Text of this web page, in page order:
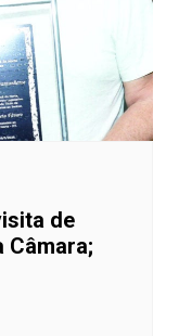
de
Câmara;